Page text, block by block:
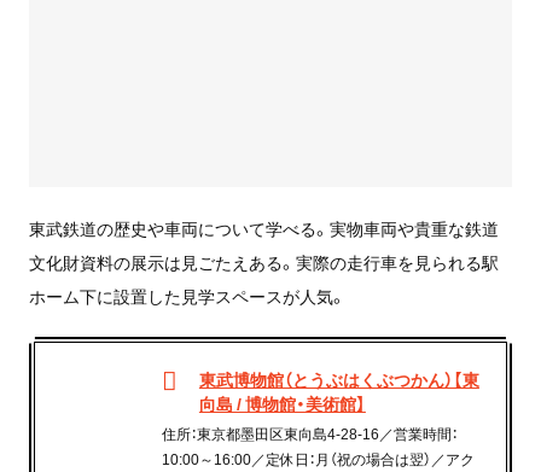
東武鉄道の歴史や車両について学べる。実物車両や貴重な鉄道
文化財資料の展示は見ごたえある。実際の走行車を見られる駅
ホーム下に設置した見学スペースが人気。
東武博物館（とうぶはくぶつかん）【東
向島 / 博物館・美術館】
住所：東京都墨田区東向島4-28-16／営業時間：
10:00～16:00／定休日：月（祝の場合は翌）／アク